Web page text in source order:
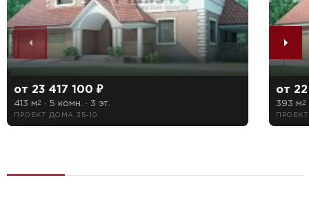
от 23 417 100 ₽
413 м 2 · 5 комн. · 3 эт.
ПРОЕКТ ДОМА 35-10
от
393 м 2